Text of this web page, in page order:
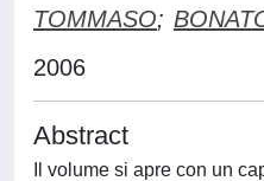
TOMMASO;
2006
Abstract
Il volume si apre con un